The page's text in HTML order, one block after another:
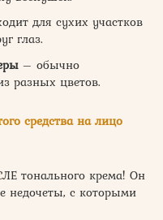
для сухих участков
глаз.
– обычно
разных цветов.
средства на лицо
тонального крема! Он
недочеты, с которыми